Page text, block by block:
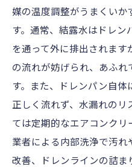
媒の温度調整がうまくいか
す。通常、結露水はドレン
を通って外に排出されま
の流れが妨げられ、あふ
す。また、ドレンパン自
正しく流れず、水漏れのリ
ては定期的なエアコンク
業者による内部洗浄で汚
改善、ドレンラインの詰ま